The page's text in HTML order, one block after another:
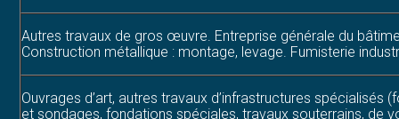
Autres travaux de gros œuvre. Entreprise générale du
Construction métallique : montage, levage. Fumisterie
Ouvrages d’art, autres travaux d’infrastructures spécialisés
et sondages, fondations spéciales, travaux souterrains, de